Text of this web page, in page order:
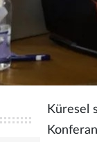
Küresel